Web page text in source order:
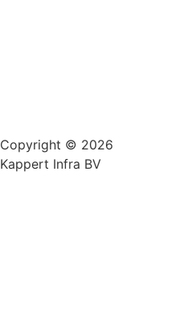
Copyright © 2026
Kappert Infra BV